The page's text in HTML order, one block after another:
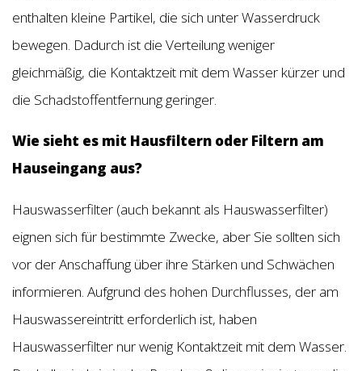
enthalten kleine Partikel, die sich unter Wasserdruck
bewegen. Dadurch ist die Verteilung weniger
gleichmäßig, die Kontaktzeit mit dem Wasser kürzer und
die Schadstoffentfernung geringer.
Wie sieht es mit Hausfiltern oder Filtern am
Hauseingang aus?
Hauswasserfilter (auch bekannt als Hauswasserfilter)
eignen sich für bestimmte Zwecke, aber Sie sollten sich
vor der Anschaffung über ihre Stärken und Schwächen
informieren. Aufgrund des hohen Durchflusses, der am
Hauswassereintritt erforderlich ist, haben
Hauswasserfilter nur wenig Kontaktzeit mit dem Wasser.